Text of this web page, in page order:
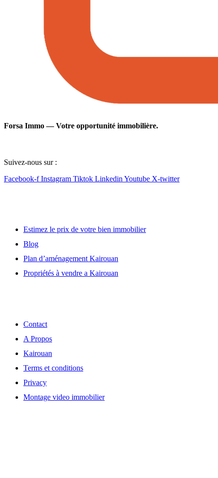
Forsa Immo — Votre opportunité immobilière.
Suivez-nous sur :
Facebook-f Instagram Tiktok Linkedin Youtube X-twitter
Estimez le prix de votre bien immobilier
Blog
Plan d’aménagement Kairouan
Propriétés à vendre a Kairouan
Contact
A Propos
Kairouan
Terms et conditions
Privacy
Montage video immobilier